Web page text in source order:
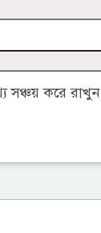
সঞ্চয় করে রাখুন